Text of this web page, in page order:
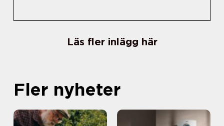
Läs fler inlägg här
Fler nyheter